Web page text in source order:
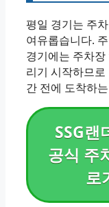
평일 경기는 주
여유롭습니다.
경기에는 주차
리기 시작하므
간 전에 도착하
SSG랜
공식 주
로